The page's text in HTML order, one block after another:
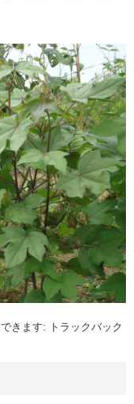
きます: トラックバック